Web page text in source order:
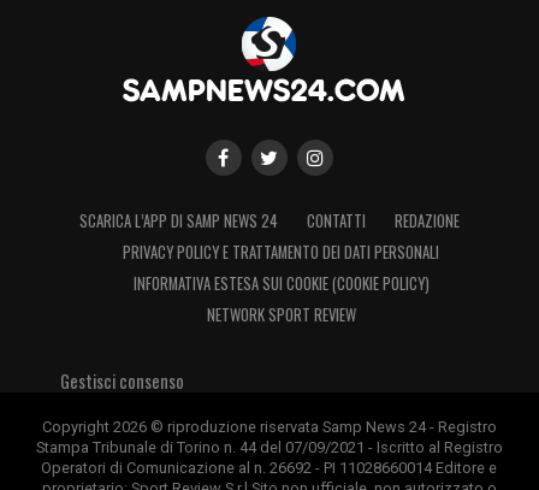
SCARICA L’APP DI SAMP NEWS 24 CONTATTI
REDAZIONE
PRIVACY POLICY E TRATTAMENTO DEI DATI PERSONALI
INFORMATIVA ESTESA SUI COOKIE (COOKIE POLICY)
NETWORK SPORT REVIEW
Gestisci consenso
Copyright 2026 © riproduzione riservata Samp News 24 - Registro
Stampa Tribunale di Torino n. 44 del 07/09/2021 - Iscritto al Registro
Operatori di Comunicazione al n. 26692 - PI 11028660014 Editore e